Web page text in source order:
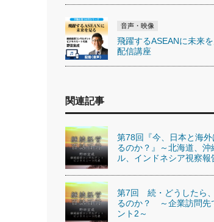
音声・映像
飛躍するASEANに未来
配信講座
関連記事
第78回『今、日本と海
るのか？』～北海道、沖
ル、インドネシア視察報
第7回 続・どうしたら
るのか？ ～企業訪問先
ント2～